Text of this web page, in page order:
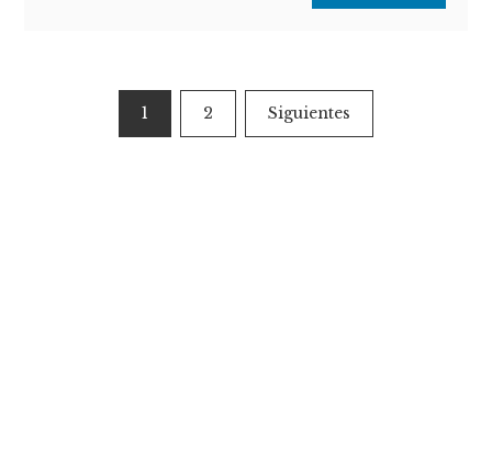
Paginación
1 2 Siguientes